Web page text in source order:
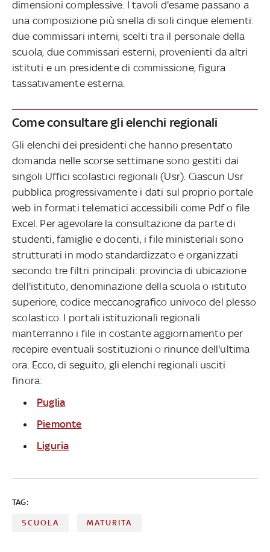
dimensioni complessive. I tavoli d'esame passano a
una composizione più snella di soli cinque elementi:
due commissari interni, scelti tra il personale della
scuola, due commissari esterni, provenienti da altri
istituti e un presidente di commissione, figura
tassativamente esterna.
Come consultare gli elenchi regionali
Gli elenchi dei presidenti che hanno presentato
domanda nelle scorse settimane sono gestiti dai
singoli Uffici scolastici regionali (Usr). Ciascun Usr
pubblica progressivamente i dati sul proprio portale
web in formati telematici accessibili come Pdf o file
Excel. Per agevolare la consultazione da parte di
studenti, famiglie e docenti, i file ministeriali sono
strutturati in modo standardizzato e organizzati
secondo tre filtri principali: provincia di ubicazione
dell'istituto, denominazione della scuola o istituto
superiore, codice meccanografico univoco del plesso
scolastico. I portali istituzionali regionali
manterranno i file in costante aggiornamento per
recepire eventuali sostituzioni o rinunce dell'ultima
ora. Ecco, di seguito, gli elenchi regionali usciti
finora:
Puglia
Piemonte
Liguria
TAG:
SCUOLA MATURITA